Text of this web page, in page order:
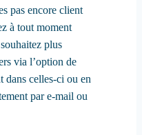
pas encore client
à tout moment
plus
via l’option de
dans celles-ci ou en
par e-mail ou